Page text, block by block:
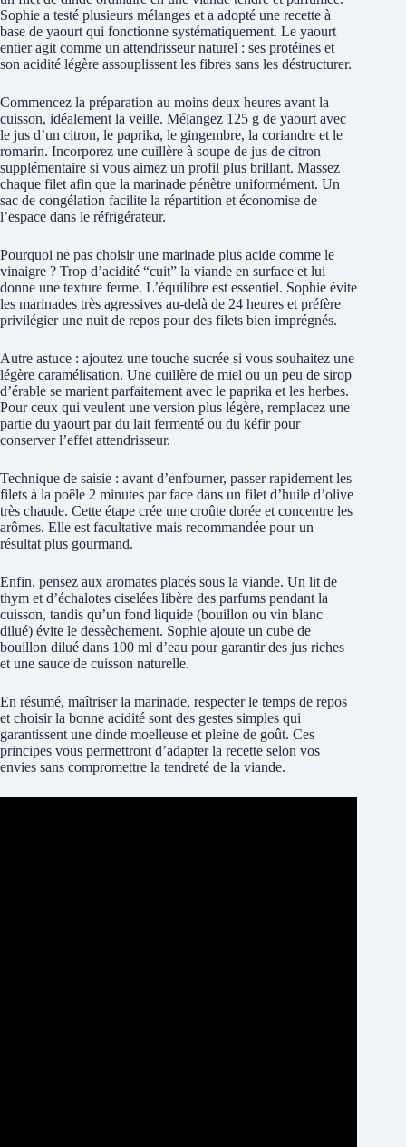
Sophie a testé plusieurs mélanges et a adopté une recette à
base de yaourt qui fonctionne systématiquement. Le yaourt
entier agit comme un attendrisseur naturel : ses protéines et
son acidité légère assouplissent les fibres sans les déstructurer.
Commencez la préparation au moins deux heures avant la
cuisson, idéalement la veille. Mélangez 125 g de yaourt avec
le jus d’un citron, le paprika, le gingembre, la coriandre et le
romarin. Incorporez une cuillère à soupe de jus de citron
supplémentaire si vous aimez un profil plus brillant. Massez
chaque filet afin que la marinade pénètre uniformément. Un
sac de congélation facilite la répartition et économise de
l’espace dans le réfrigérateur.
Pourquoi ne pas choisir une marinade plus acide comme le
vinaigre ? Trop d’acidité “cuit” la viande en surface et lui
donne une texture ferme. L’équilibre est essentiel. Sophie évite
les marinades très agressives au-delà de 24 heures et préfère
privilégier une nuit de repos pour des filets bien imprégnés.
Autre astuce : ajoutez une touche sucrée si vous souhaitez une
légère caramélisation. Une cuillère de miel ou un peu de sirop
d’érable se marient parfaitement avec le paprika et les herbes.
Pour ceux qui veulent une version plus légère, remplacez une
partie du yaourt par du lait fermenté ou du kéfir pour
conserver l’effet attendrisseur.
Technique de saisie : avant d’enfourner, passer rapidement les
filets à la poêle 2 minutes par face dans un filet d’huile d’olive
très chaude. Cette étape crée une croûte dorée et concentre les
arômes. Elle est facultative mais recommandée pour un
résultat plus gourmand.
Enfin, pensez aux aromates placés sous la viande. Un lit de
thym et d’échalotes ciselées libère des parfums pendant la
cuisson, tandis qu’un fond liquide (bouillon ou vin blanc
dilué) évite le dessèchement. Sophie ajoute un cube de
bouillon dilué dans 100 ml d’eau pour garantir des jus riches
et une sauce de cuisson naturelle.
En résumé, maîtriser la marinade, respecter le temps de repos
et choisir la bonne acidité sont des gestes simples qui
garantissent une dinde moelleuse et pleine de goût. Ces
principes vous permettront d’adapter la recette selon vos
envies sans compromettre la tendreté de la viande.